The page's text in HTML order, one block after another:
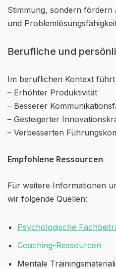
Stimmung, sondern fördern
und
Berufliche und
Im beruflichen Kontext
– Erhöhter Produktivität
– Besserer
– Gesteigerter
– Verbesserten
Empfohlene Ressourcen
Für weitere Informationen
wir folgende Quellen:
Psychologische
Coaching-Ressourcen
Mentale